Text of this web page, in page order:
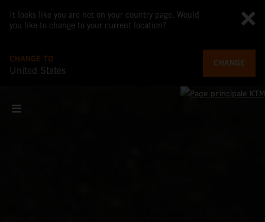
It looks like you are not on your country page. Would
you like to change to your current location?
CHANGE TO
United States
CHANGE